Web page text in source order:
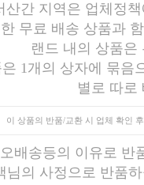
산간 지역은 업체정
무료 배송 상품과
랜드 내의 상품은
1개의 상자에 묶음
별로 따로
이 상품의 반품/교환 시 업체 확인
배송등의 이유로 반
님의 사정으로 반품